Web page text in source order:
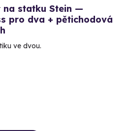
na statku Stein —
pro dva + pětichodová
ve dvou.